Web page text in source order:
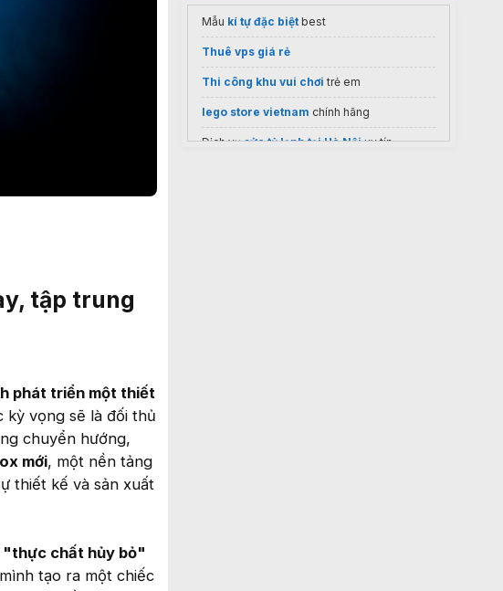
tập trung
phát triển một thiết
kỳ vọng sẽ là đối thủ
chuyển hướng,
mới, một nền tảng
thiết kế và sản xuất
"thực chất hủy bỏ"
tạo ra một chiếc
Mẫu kí tự đặc biệt best
Thuê vps giá rẻ
Thi công khu vui chơi trẻ em
lego store vietnam chính hãng
Dịch vụsửa tủ lạnh tại Hà Nộiuy tín